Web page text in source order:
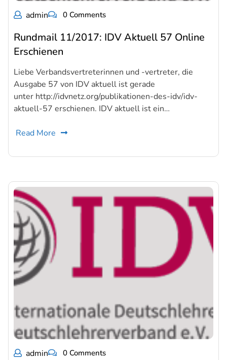
admin 0 Comments
Rundmail 11/2017: IDV Aktuell 57 Online
Erschienen
Liebe Verbandsvertreterinnen und -vertreter, die
Ausgabe 57 von IDV aktuell ist gerade
unter http://idvnetz.org/publikationen-des-idv/idv-
aktuell-57 erschienen. IDV aktuell ist ein…
Read More
admin 0 Comments